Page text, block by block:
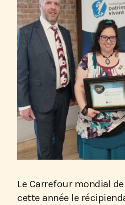
Le Carrefour mondial
cette année le